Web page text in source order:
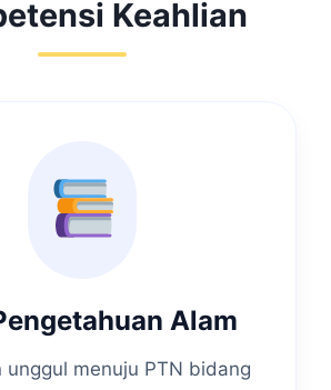
Keahlian
Alam
unggul menuju PTN bidang